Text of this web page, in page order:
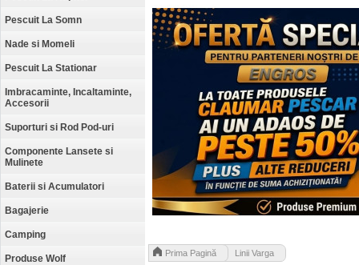
Pescuit La Somn
Nade si Momeli
Pescuit La Stationar
Imbracaminte, Incaltaminte,
Accesorii
Suporturi si Rod Pod-uri
Componente Lansete si
Mulinete
Baterii si Acumulatori
Bagajerie
Camping
Produse Wolf Prima Pagină Linii Varga